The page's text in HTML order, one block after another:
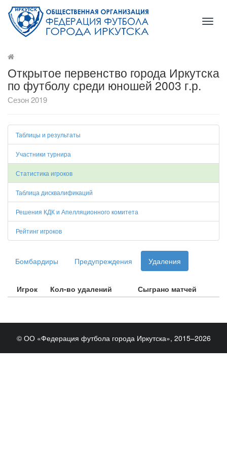
Открытое первенство города Иркутска
по футболу среди юношей 2003 г.р.
Сезон 2019
Таблицы и результаты
Участники турнира
Статистика игроков
Таблица дисквалификаций
Решения КДК и Апелляционного комитета
Рейтинг игроков
Бомбардиры Предупреждения Удаления
Игрок Кол-во удалений Сыграно матчей
© ОО «Федерация футбола города Иркутска», 2015–2026